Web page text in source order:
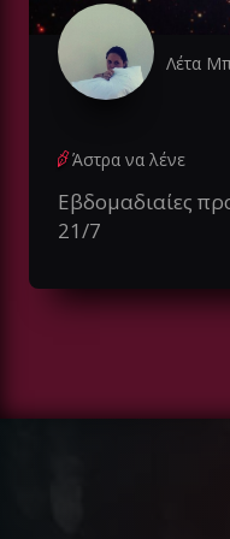
Λέτα
Άστρα να λένε
Εβδομαδιαίες
21/7